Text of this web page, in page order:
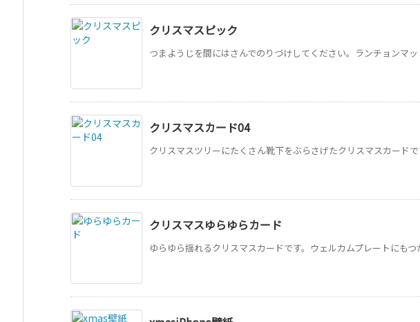
クリスマスピック
つまようじを間にはさんでのりづけしてください。ランチョンマ
クリスマスカード04
クリスマスツリーにたくさん靴下をぶらさげたクリスマスカードで
クリスマスゆらゆらカード
ゆらゆら揺れるクリスマスカードです。ウェルカムプレートにもつ